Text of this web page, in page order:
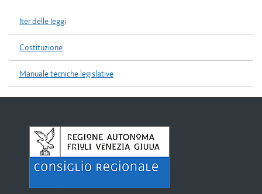
Iter delle leggi
Costituzione
Manuale tecniche legislative